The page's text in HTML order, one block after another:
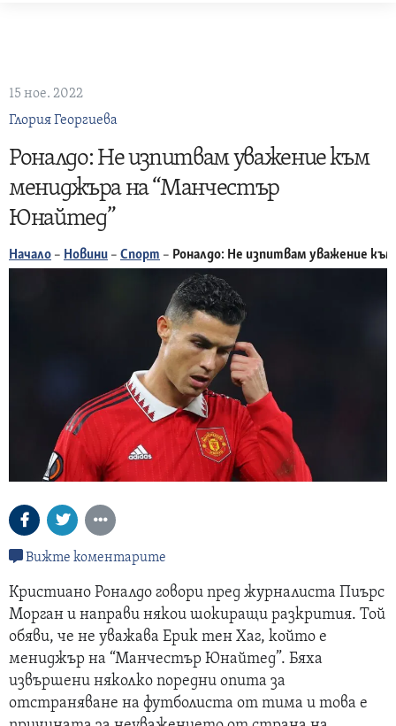
15 ное. 2022
Глория Георгиева
Роналдо: Не изпитвам уважение към
мениджъра на “Манчестър
Юнайтед”
Начало – Новини – Спорт – Роналдо: Не изпитвам уважение
Вижте коментарите
Кристиано Роналдо говори пред журналиста Пиърс
Морган и направи някои шокиращи разкрития. Той
обяви, че не уважава Ерик тен Хаг, който е
мениджър на “Манчестър Юнайтед”. Бяха
извършени няколко поредни опита за
отстраняване на футболиста от тима и това е